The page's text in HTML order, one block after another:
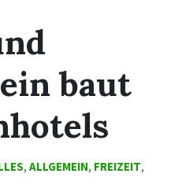
baut
, ALLGEMEIN, FREIZEIT,